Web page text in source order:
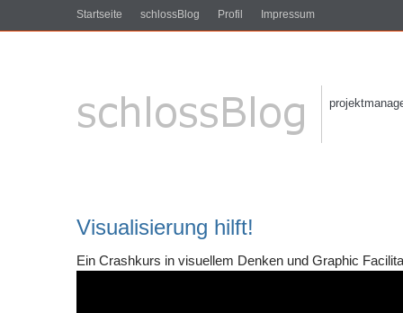
Startseite schlossBlog Profil Impressum
Visualisierung hilft!
Ein Crashkurs in visuellem Denken und Graphic